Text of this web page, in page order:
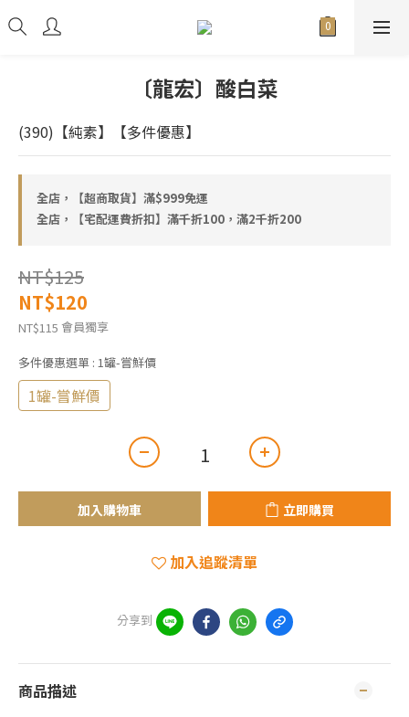
〔龍宏〕酸白菜
(390)【純素】【多件優惠】
全店，【超商取貨】滿$999免運
全店，【宅配運費折扣】滿千折100，滿2千折200
NT$125
NT$120
NT$115 會員獨享
多件優惠選單 : 1罐-嘗鮮價
1罐-嘗鮮價
加入購物車 立即購買
加入追蹤清單
分享到
商品描述